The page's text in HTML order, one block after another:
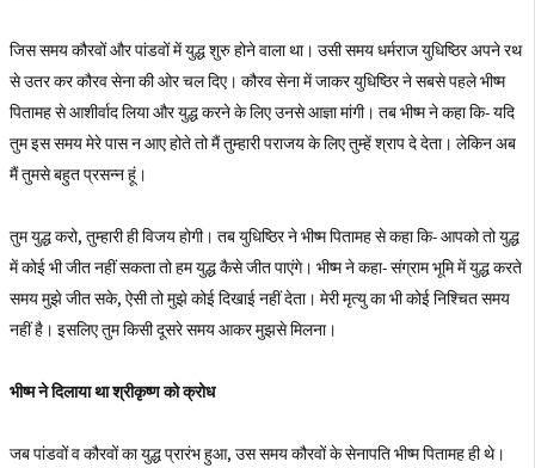
जिस समय कौरवों और पांडवों में युद्ध शुरु होने वाला था। उसी समय धर्मराज युधिष्ठिर अपने रथ
से उतर कर कौरव सेना की ओर चल दिए। कौरव सेना में जाकर युधिष्ठिर ने सबसे पहले भीष्म
पितामह से आशीर्वाद लिया और युद्ध करने के लिए उनसे आज्ञा मांगी। तब भीष्म ने कहा कि- यदि
तुम इस समय मेरे पास न आए होते तो मैं तुम्हारी पराजय के लिए तुम्हें श्राप दे देता। लेकिन अब
मैं तुमसे बहुत प्रसन्न हूं।
तुम युद्ध करो, तुम्हारी ही विजय होगी। तब युधिष्ठिर ने भीष्म पितामह से कहा कि- आपको तो युद्ध
में कोई भी जीत नहीं सकता तो हम युद्ध कैसे जीत पाएंगे। भीष्म ने कहा- संग्राम भूमि में युद्ध करते
समय मुझे जीत सके, ऐसी तो मुझे कोई दिखाई नहीं देता। मेरी मृत्यु का भी कोई निश्चित समय
नहीं है। इसलिए तुम किसी दूसरे समय आकर मुझसे मिलना।
भीष्म ने दिलाया था श्रीकृष्ण को क्रोध
जब पांडवों व कौरवों का युद्ध प्रारंभ हुआ, उस समय कौरवों के सेनापति भीष्म पितामह ही थे।